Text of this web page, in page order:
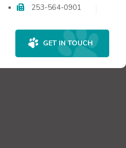
253-564-0901
GET IN TOUCH